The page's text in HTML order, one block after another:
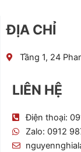
ĐỊA CHỈ
Tầng 1, 24
LIÊN HỆ
Điện thoại:
Zalo: 0912